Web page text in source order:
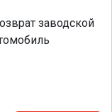
заводской